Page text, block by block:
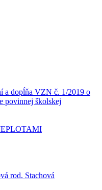
a dopĺňa VZN č. 1/2019 o
povinnej školskej
rod. Stachová